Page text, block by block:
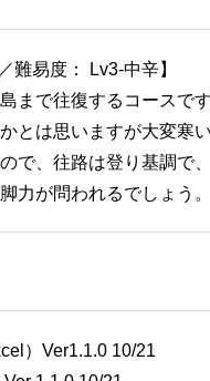
難易度： Lv3-中辛】
まで往復するコースです
とは思いますが大変寒
で、往路は登り基調で
力が問われるでしょう。
）Ver1.1.0 10/21